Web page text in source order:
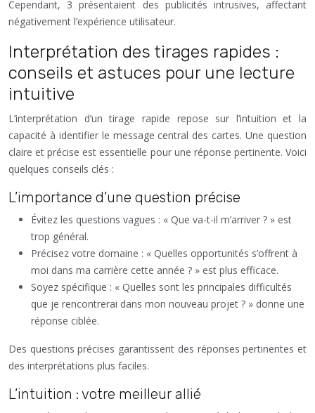
Cependant, 3 présentaient des publicités intrusives, affectant
négativement l’expérience utilisateur.
Interprétation des tirages rapides :
conseils et astuces pour une lecture
intuitive
L’interprétation d’un tirage rapide repose sur l’intuition et la
capacité à identifier le message central des cartes. Une question
claire et précise est essentielle pour une réponse pertinente. Voici
quelques conseils clés :
L’importance d’une question précise
Évitez les questions vagues : « Que va-t-il m’arriver ? » est
trop général.
Précisez votre domaine : « Quelles opportunités s’offrent à
moi dans ma carrière cette année ? » est plus efficace.
Soyez spécifique : « Quelles sont les principales difficultés
que je rencontrerai dans mon nouveau projet ? » donne une
réponse ciblée.
Des questions précises garantissent des réponses pertinentes et
des interprétations plus faciles.
L’intuition : votre meilleur allié